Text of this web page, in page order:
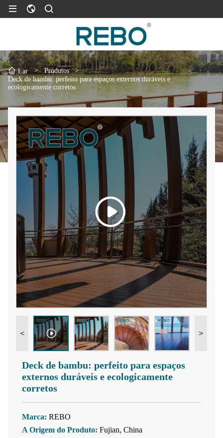
Lar > Produtos
>
Deck de bambu: perfeito para espaços externos duráveis ​​e
ecologicamente corretos
< >
Deck de bambu: perfeito para espaços
externos duráveis ​​e ecologicamente
corretos
Marca: REBO
A Origem do Produto: Fujian, China